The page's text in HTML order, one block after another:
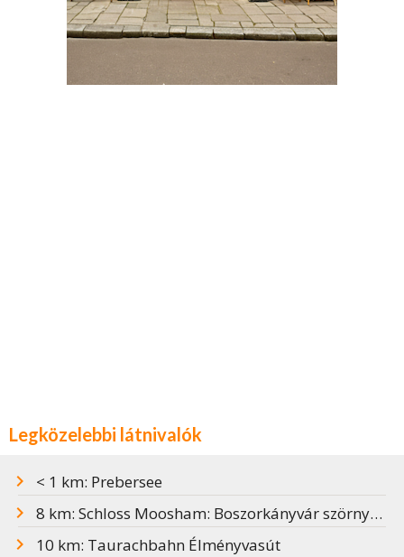
Legközelebbi látnivalók
< 1 km: Prebersee
8 km: Schloss Moosham: Boszorkányvár szörnyű múlttal
10 km: Taurachbahn Élményvasút